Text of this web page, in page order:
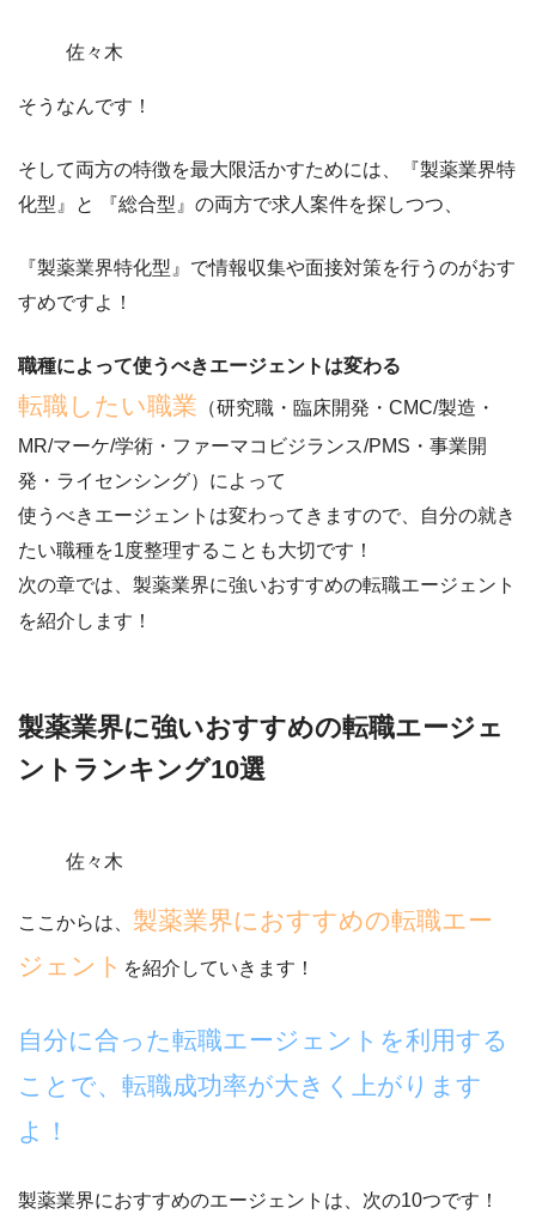
佐々木
そうなんです！
そして両方の特徴を最大限活かすためには、『製薬業界特
化型』と 『総合型』の両方で求人案件を探しつつ、
『製薬業界特化型』で情報収集や面接対策を行うのがおす
すめですよ！
職種によって使うべきエージェントは変わる
転職したい職業 （研究職・臨床開発・CMC/製造・
MR/マーケ/学術・ファーマコビジランス/PMS・事業開
発・ライセンシング）によって
使うべきエージェントは変わってきますので、
自分の就き
たい職種を1度整理することも大切です！
次の章では、製薬業界に強いおすすめの転職エージェント
を紹介します！
製薬業界に強いおすすめの転職エージェ
ントランキング10選
佐々木
ここからは、 製薬業界におすすめの転職エー
ジェント を紹介していきます！
自分に合った転職エージェントを利用する
ことで、転職成功率が大きく上がります
よ！
製薬業界におすすめのエージェントは、 次の10つです！